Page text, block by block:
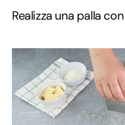
Realizza una palla